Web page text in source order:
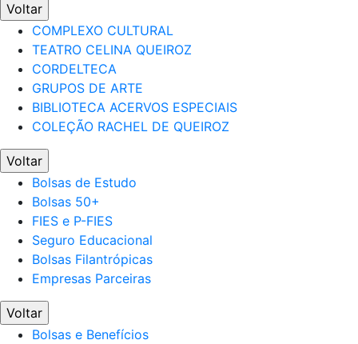
Voltar
COMPLEXO CULTURAL
TEATRO CELINA QUEIROZ
CORDELTECA
GRUPOS DE ARTE
BIBLIOTECA ACERVOS ESPECIAIS
COLEÇÃO RACHEL DE QUEIROZ
Voltar
Bolsas de Estudo
Bolsas 50+
FIES e P-FIES
Seguro Educacional
Bolsas Filantrópicas
Empresas Parceiras
Voltar
Bolsas e Benefícios